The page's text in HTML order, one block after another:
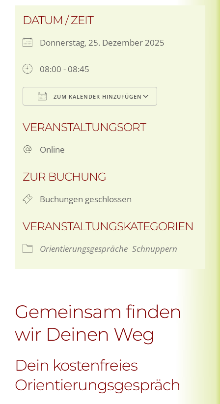
DATUM / ZEIT
Donnerstag, 25. Dezember 2025
08:00 - 08:45
ZUM KALENDER HINZUFÜGEN
VERANSTALTUNGSORT
Online
ZUR BUCHUNG
Buchungen geschlossen
VERANSTALTUNGSKATEGORIEN
Orientierungsgespräche Schnuppern
Gemeinsam finden
wir Deinen Weg
Dein kostenfreies
Orientierungsgespräch